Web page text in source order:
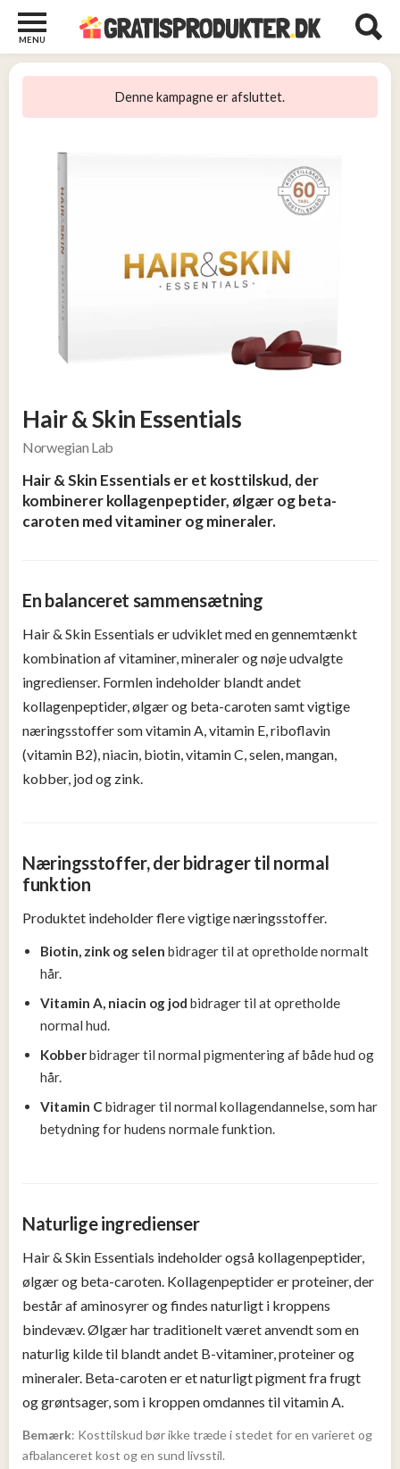
MENU
Denne kampagne er afsluttet.
Hair & Skin Essentials
Norwegian Lab
Hair & Skin Essentials er et kosttilskud, der
kombinerer kollagenpeptider, ølgær og beta-
caroten med vitaminer og mineraler.
En balanceret sammensætning
Hair & Skin Essentials er udviklet med en gennemtænkt
kombination af vitaminer, mineraler og nøje udvalgte
ingredienser. Formlen indeholder blandt andet
kollagenpeptider, ølgær og beta-caroten samt vigtige
næringsstoffer som vitamin A, vitamin E, riboflavin
(vitamin B2), niacin, biotin, vitamin C, selen, mangan,
kobber, jod og zink.
Næringsstoffer, der bidrager til normal
funktion
Produktet indeholder flere vigtige næringsstoffer.
Biotin, zink og selen bidrager til at opretholde normalt
hår.
Vitamin A, niacin og jod bidrager til at opretholde
normal hud.
Kobberbidrager til normal pigmentering af både hud og
hår.
Vitamin C bidrager til normal kollagendannelse, som har
betydning for hudens normale funktion.
Naturlige ingredienser
Hair & Skin Essentials indeholder også kollagenpeptider,
ølgær og beta-caroten. Kollagenpeptider er proteiner, der
består af aminosyrer og findes naturligt i kroppens
bindevæv. Ølgær har traditionelt været anvendt som en
naturlig kilde til blandt andet B-vitaminer, proteiner og
mineraler. Beta-caroten er et naturligt pigment fra frugt
og grøntsager, som i kroppen omdannes til vitamin A.
Bemærk: Kosttilskud bør ikke træde i stedet for en varieret og
afbalanceret kost og en sund livsstil.
Børn
Diverse
Kosttilskud
penge
Tjenester
Underholdning
Streaming
og
2
Konkurrencer
Populære
produkter